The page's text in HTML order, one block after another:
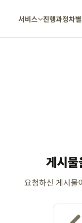
서비스 진행과정차
게시
요청하신 게시물